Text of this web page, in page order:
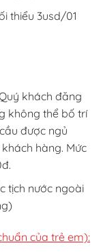
thiểu 3usd/01
khách đăng
không thể bố trí
được ngủ
hàng. Mức
tịch nước ngoài
của trẻ em):